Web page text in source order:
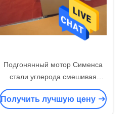
Подгонянный мотор Сименса
стали углерода смешивая
машины емкости
промышленный материальный
Получить лучшую цену